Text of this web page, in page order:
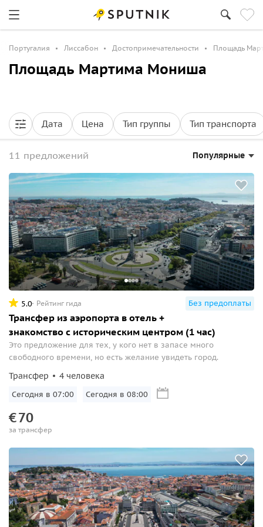
Португалия Лиссабон Достопримечательности Площадь
Площадь Мартима Мониша
Дата Цена Тип группы Тип транспорта
11 предложений Популярные
5.0 Рейтинг гида Без предоплаты
Трансфер из аэропорта в отель +
знакомство с историческим центром (1 час)
Это предложение для тех, у кого нет в запасе много
свободного времени, но есть желание увидеть город.
Трансфер 4 человека
Сегодня в 07:00 Сегодня в 08:00
€70
за трансфер